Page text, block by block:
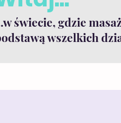
świecie, gdzie
wszelkich